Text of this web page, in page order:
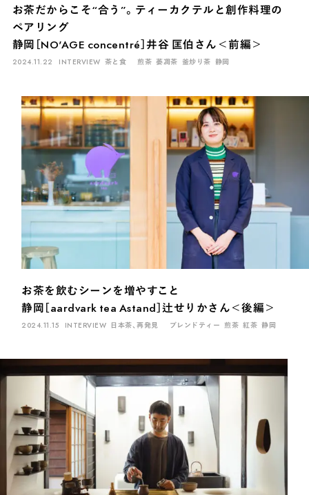
お茶だからこそ“合う”。ティーカクテルと創作料理の
ペアリング
静岡［NO'AGE concentré］井谷 匡伯さん＜前編＞
2024.11.22 INTERVIEW 茶と食 煎茶 萎凋茶 釜炒り茶 静岡
お茶を飲むシーンを増やすこと
静岡［aardvark tea Astand］辻せりかさん＜後編＞
2024.11.15 INTERVIEW 日本茶、再発見 ブレンドティー 煎茶 紅茶 静岡